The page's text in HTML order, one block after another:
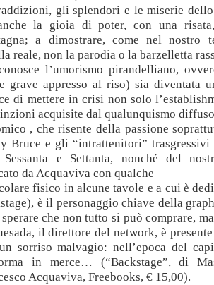
gli splendori e le miserie dello
la gioia di poter, con una
a dimostrare, come nel nostro
reale, non la parodia o la barzelletta
l’umorismo pirandelliano,
grave appresso al riso) sia diventata
di mettere in crisi non solo
acquisite dal qualunquismo
, che risente della passione
Bruce e gli “intrattenitori” trasgressivi
e Settanta, nonché del
da Acquaviva con qualche
fisico in alcune tavole e a cui è
è il personaggio chiave della
che non tutto si può comprare,
il direttore del network, è
sorriso malvagio: nell’epoca del
in merce… (“Backstage”, di
Acquaviva, Freebooks, € 15,00).